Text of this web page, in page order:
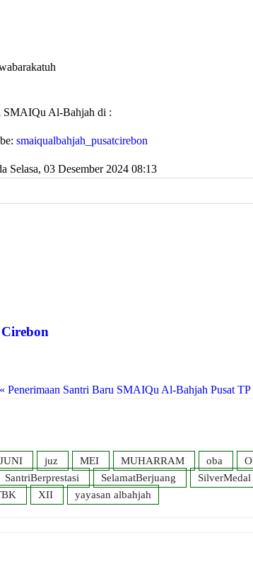
SMAIQu Al-Bahjah di :
smaiqualbahjah_pusatcirebon
Selasa, 03 Desember 2024 08:13
« Penerimaan Santri Baru SMAIQu Al-Bahjah Pusat
JUNI juz MEI MUHARRAM oba
SantriBerprestasi SelamatBerjuang SilverMedal
XII yayasan albahjah